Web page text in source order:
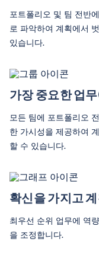
포트폴리오 및 팀 전반
로 파악하여 계획에서
있습니다.
가장 중요한 업
모든 팀에 포트폴리오
한 가시성을 제공하여
할 수 있습니다.
확신을 가지고
최우선 순위 업무에 역
을 조정합니다.